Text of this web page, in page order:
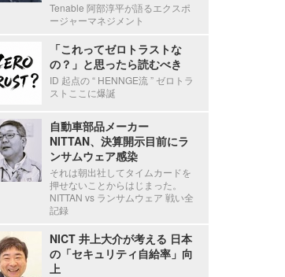
Tenable 阿部淳平が語るエクスポ
ージャーマネジメント
「これってゼロトラストな
の？」と思ったら読むべき
ID 起点の “ HENNGE流 ” ゼロトラ
ストここに爆誕
自動車部品メーカー
NITTAN、決算開示目前にラ
ンサムウェア感染
それは朝出社してタイムカードを
押せないことからはじまった。
NITTAN vs ランサムウェア 戦い全
記録
NICT 井上大介が考える 日本
の「セキュリティ自給率」向
上